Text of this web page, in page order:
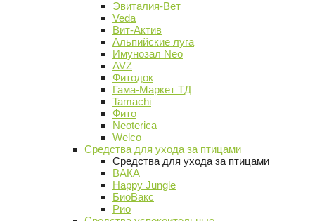
Эвиталия-Вет
Veda
Вит-Актив
Альпийские луга
Имунозал Neo
AVZ
Фитодок
Гама-Маркет ТД
Tamachi
Фито
Neoterica
Welco
Средства для ухода за птицами
Средства для ухода за птицами
ВАКА
Happy Jungle
БиоВакс
Рио